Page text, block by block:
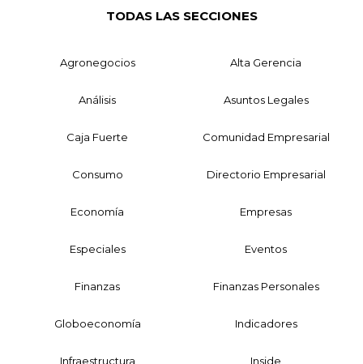
TODAS LAS SECCIONES
Agronegocios Alta Gerencia
Análisis Asuntos Legales
Caja Fuerte Comunidad Empresarial
Consumo Directorio Empresarial
Economía Empresas
Especiales Eventos
Finanzas Finanzas Personales
Globoeconomía Indicadores
Infraestructura Inside